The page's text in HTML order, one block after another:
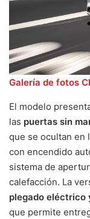
Galería de fotos
El modelo
las puertas sin
que se ocultan en
con encendido
sistema de
calefacción. La
plegado eléctrico
que permite